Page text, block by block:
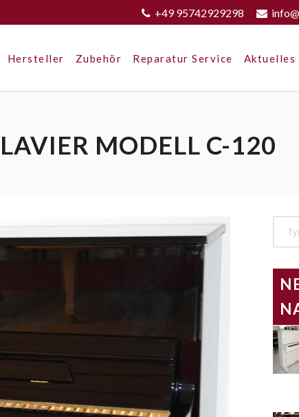
+49 95742929298
Hersteller Zubehör Reparatur Service Aktuelles
MODELL C-120